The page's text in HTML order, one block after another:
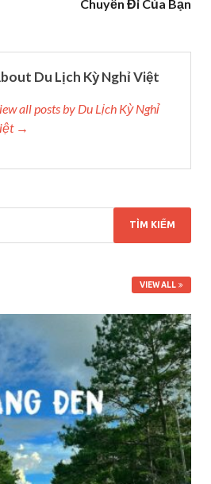
Chuyến Đi Của Bạn
Du Lịch Kỳ Nghỉ Việt
all posts by Du Lịch Kỳ Nghỉ
→
VIEW ALL